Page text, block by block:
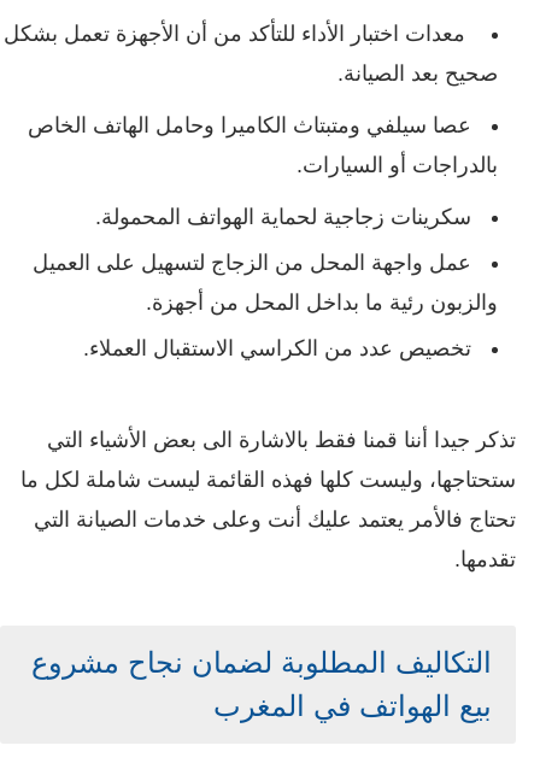
معدات اختبار الأداء للتأكد من أن الأجهزة تعمل بشكل
صحيح بعد الصيانة.
عصا سيلفي ومتبتاث الكاميرا وحامل الهاتف الخاص
بالدراجات أو السيارات.
سكرينات زجاجية لحماية الهواتف المحمولة.
عمل واجهة المحل من الزجاج لتسهيل على العميل
والزبون رئية ما بداخل المحل من أجهزة.
تخصيص عدد من الكراسي الاستقبال العملاء.
تذكر جيدا أننا قمنا فقط بالاشارة الى بعض الأشياء التي
ستحتاجها، وليست كلها فهذه القائمة ليست شاملة لكل ما
تحتاج فالأمر يعتمد عليك أنت وعلى خدمات الصيانة التي
تقدمها.
التكاليف المطلوبة لضمان نجاح مشروع
بيع الهواتف في المغرب